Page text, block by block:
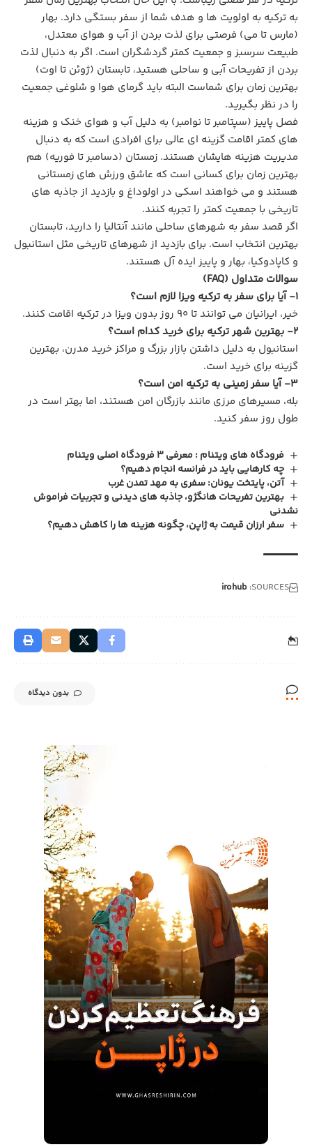
به ترکیه به اولویت ها و هدف شما از سفر بستگی دارد. بهار
(مارس تا می) فرصتی برای لذت بردن از آب‌ و هوای معتدل،
طبیعت سرسبز و جمعیت کمتر گردشگران است. اگر به دنبال لذت
بردن از تفریحات آبی و ساحلی هستید، تابستان (ژوئن تا اوت)
بهترین زمان برای شماست البته باید گرمای هوا و شلوغی جمعیت
را در نظر بگیرید.
فصل پاییز (سپتامبر تا نوامبر) به دلیل آب‌ و هوای خنک و هزینه‌
های کمتر اقامت گزینه ای عالی برای افرادی است که به دنبال
مدیریت هزینه هایشان هستند. زمستان (دسامبر تا فوریه) هم
بهترین زمان برای کسانی است که عاشق ورزش های زمستانی
هستند و می خواهند اسکی در اولوداغ و بازدید از جاذبه‌ های
تاریخی با جمعیت کمتر را تجربه کنند.
اگر قصد سفر به شهرهای ساحلی مانند آنتالیا را دارید، تابستان
بهترین انتخاب است. برای بازدید از شهرهای تاریخی مثل استانبول
و کاپادوکیا، بهار و پاییز ایده‌ آل هستند.
سوالات متداول (FAQ)
1- آیا برای سفر به ترکیه ویزا لازم است؟
خیر، ایرانیان می‌ توانند تا ۹۰ روز بدون ویزا در ترکیه اقامت کنند.
2- بهترین شهر ترکیه برای خرید کدام است؟
استانبول به دلیل داشتن بازار بزرگ و مراکز خرید مدرن، بهترین
گزینه برای خرید است.
3- آیا سفر زمینی به ترکیه امن است؟
بله، مسیرهای مرزی مانند بازرگان امن هستند، اما بهتر است در
طول روز سفر کنید.
فرودگاه‌ های ویتنام : معرفی 3 فرودگاه اصلی ویتنام
چه کارهایی باید در فرانسه انجام دهیم؟
آتن، پایتخت یونان: سفری به مهد تمدن غرب
بهترین تفریحات هانگژو، جاذبه‌ های دیدنی و تجربیات فراموش‌
نشدنی
سفر ارزان قیمت به ژاپن، چگونه هزینه‌ ها را کاهش دهیم؟
SOURCES:
irohub
بدون دیدگاه